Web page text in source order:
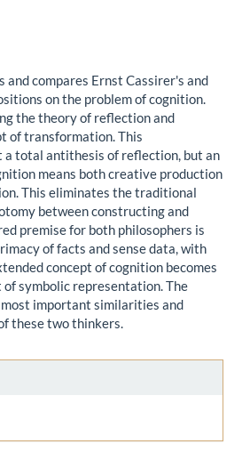
and compares Ernst Cassirer's and
on the problem of cognition.
the theory of reflection and
of transformation. This
total antithesis of reflection, but an
means both creative production
This eliminates the traditional
between constructing and
premise for both philosophers is
of facts and sense data, with
concept of cognition becomes
symbolic representation. The
important similarities and
these two thinkers.